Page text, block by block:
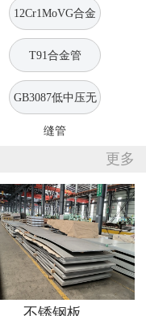
联系我们
12Cr1MoVG合金
高压管
T91合金管
GB3087低中压无
缝管
更多
不锈钢板